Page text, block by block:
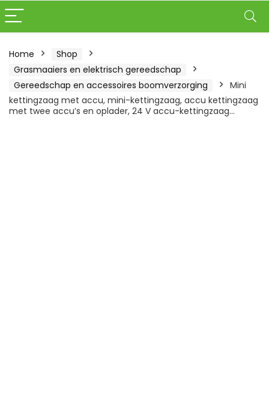
Home
Shop
Grasmaaiers en elektrisch gereedschap
Gereedschap en accessoires boomverzorging
Mini
kettingzaag met accu, mini-kettingzaag, accu kettingzaag
met twee accu’s en oplader, 24 V accu-kettingzaag…